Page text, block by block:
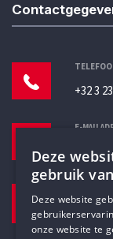
+32 3
E-
Deze
gebruik
Deze website
onze website te